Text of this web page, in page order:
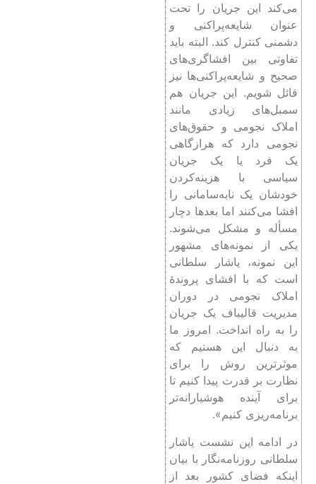
می‌کند این جریان را تحت
عنوان شایعه‌پراکنی و
دشمنی کنترل کند. البته باید
تفاوتی بین افشاگری‌های
صحیح و شایعه‌پراکنی‌ها نیز
قائل شویم. این جریان هم
سمبل‌های زیادی مانند
املاک نجومی و حقوق‌های
نجومی دارد که هرازگاهی
یک فرد یا یک جریان
سیاسی با هزینه‌کردن
خودشان یک نابه‌سامانی را
افشا می‌کنند اما بعدها دچار
مسأله و مشکل می‌شوند.
یکی از نمونه‌های مشهور
این نمونه، یاشار سلطانی
است که با افشای پروندۀ
املاک نجومی در دوران
مدیریت قالیباف یک جریان
را به راه انداخت. امروز ما
به دنبال این هستیم که
موثرترین روش را برای
نظارت بر قدرت پیدا کنیم تا
برای آینده هوشیارانه‌تر
برنامه‌ریزی کنیم».
در ادامه این نشست یاشار
سلطانی روزنامه‌نگار با بیان
اینکه فضای کشور بعد از